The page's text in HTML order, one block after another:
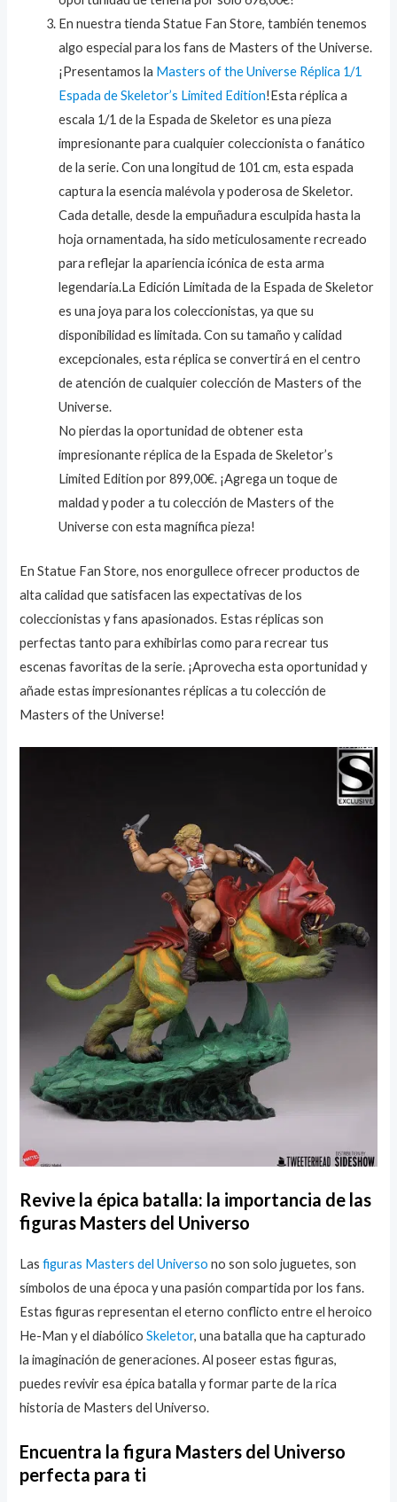
En nuestra tienda Statue Fan Store, también tenemos
algo especial para los fans de Masters of the Universe.
¡Presentamos la Masters of the Universe Réplica 1/1
Espada de Skeletor’s Limited Edition!Esta réplica a
escala 1/1 de la Espada de Skeletor es una pieza
impresionante para cualquier coleccionista o fanático
de la serie. Con una longitud de 101 cm, esta espada
captura la esencia malévola y poderosa de Skeletor.
Cada detalle, desde la empuñadura esculpida hasta la
hoja ornamentada, ha sido meticulosamente recreado
para reflejar la apariencia icónica de esta arma
legendaria.La Edición Limitada de la Espada de Skeletor
es una joya para los coleccionistas, ya que su
disponibilidad es limitada. Con su tamaño y calidad
excepcionales, esta réplica se convertirá en el centro
de atención de cualquier colección de Masters of the
Universe.
No pierdas la oportunidad de obtener esta
impresionante réplica de la Espada de Skeletor’s
Limited Edition por 899,00€. ¡Agrega un toque de
maldad y poder a tu colección de Masters of the
Universe con esta magnífica pieza!
En Statue Fan Store, nos enorgullece ofrecer productos de
alta calidad que satisfacen las expectativas de los
coleccionistas y fans apasionados. Estas réplicas son
perfectas tanto para exhibirlas como para recrear tus
escenas favoritas de la serie. ¡Aprovecha esta oportunidad y
añade estas impresionantes réplicas a tu colección de
Masters of the Universe!
Revive la épica batalla: la importancia de las
figuras Masters del Universo
Lasfiguras Masters del Universo no son solo juguetes, son
símbolos de una época y una pasión compartida por los fans.
Estas figuras representan el eterno conflicto entre el heroico
He-Man y el diabólico Skeletor, una batalla que ha capturado
la imaginación de generaciones. Al poseer estas figuras,
puedes revivir esa épica batalla y formar parte de la rica
historia de Masters del Universo.
Encuentra la figura Masters del Universo
perfecta para ti